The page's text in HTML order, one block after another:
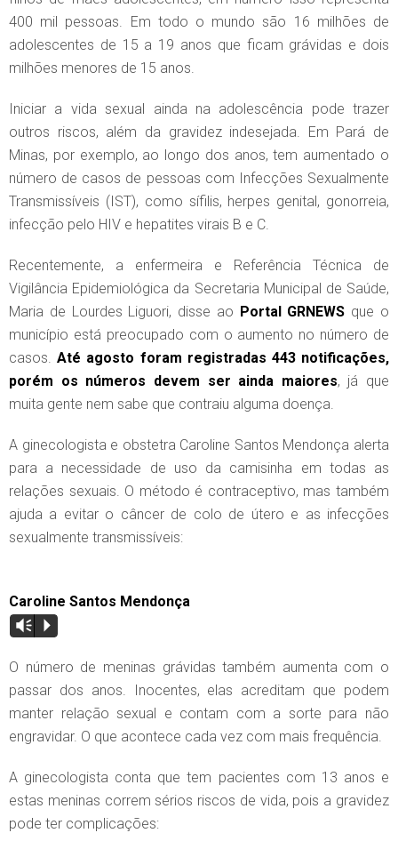
400 mil pessoas. Em todo o mundo são 16 milhões de
adolescentes de 15 a 19 anos que ficam grávidas e dois
milhões menores de 15 anos.
Iniciar a vida sexual ainda na adolescência pode trazer
outros riscos, além da gravidez indesejada. Em Pará de
Minas, por exemplo, ao longo dos anos, tem aumentado o
número de casos de pessoas com Infecções Sexualmente
Transmissíveis (IST), como sífilis, herpes genital, gonorreia,
infecção pelo HIV e hepatites virais B e C.
Recentemente, a enfermeira e Referência Técnica de
Vigilância Epidemiológica da Secretaria Municipal de Saúde,
Maria de Lourdes Liguori, disse ao Portal GRNEWS que o
município está preocupado com o aumento no número de
casos.Até agosto foram registradas 443 notificações,
porém os números devem ser ainda maiores, já que
muita gente nem sabe que contraiu alguma doença.
A ginecologista e obstetra Caroline Santos Mendonça alerta
para a necessidade de uso da camisinha em todas as
relações sexuais. O método é contraceptivo, mas também
ajuda a evitar o câncer de colo de útero e as infecções
sexualmente transmissíveis:
Caroline Santos Mendonça
Vm P
O número de meninas grávidas também aumenta com o
passar dos anos. Inocentes, elas acreditam que podem
manter relação sexual e contam com a sorte para não
engravidar. O que acontece cada vez com mais frequência.
A ginecologista conta que tem pacientes com 13 anos e
estas meninas correm sérios riscos de vida, pois a gravidez
pode ter complicações: